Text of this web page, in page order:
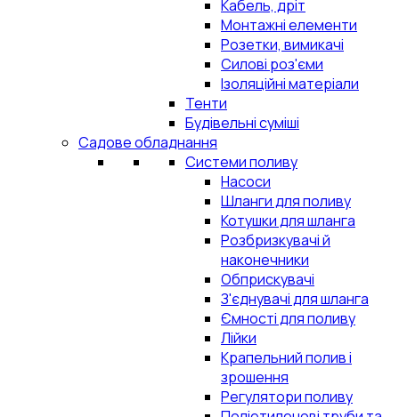
Кабель, дріт
Монтажні елементи
Розетки, вимикачі
Силові роз'єми
Ізоляційні матеріали
Тенти
Будівельні суміші
Садове обладнання
Системи поливу
Насоси
Шланги для поливу
Котушки для шланга
Розбризкувачі й
наконечники
Обприскувачі
З'єднувачі для шланга
Ємності для поливу
Лійки
Крапельний полив і
зрошення
Регулятори поливу